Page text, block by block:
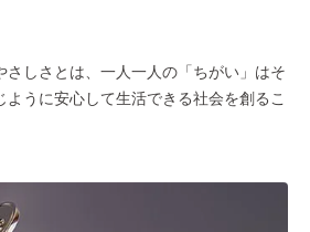
さしさとは、一人一人の「ちがい」はそ
うに安心して生活できる社会を創るこ